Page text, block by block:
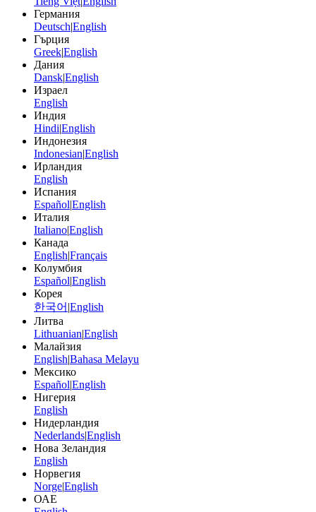
Германия
DeutschEnglish
Гърция
GreekEnglish
Дания
DanskEnglish
Израел
English
Индия
HindiEnglish
Индонезия
IndonesianEnglish
Ирландия
English
Испания
EspañolEnglish
Италия
ItalianoEnglish
Канада
EnglishFrançais
Колумбия
EspañolEnglish
Корея
한국어 English
Литва
LithuanianEnglish
Малайзия
EnglishBahasa Melayu
Мексико
EspañolEnglish
Нигерия
English
Нидерландия
NederlandsEnglish
Нова Зеландия
English
Норвегия
NorgeEnglish
ОАЕ